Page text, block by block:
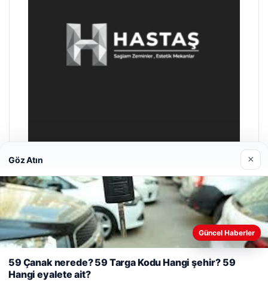
Prenses Night Club
29/04/2026
Web sitemizi nasıl kullandığınızı daha iyi anlayabilmek,
kullanıyoruz.Çerez Politikamız
Göz Atın ×
Güncel Haberler
59 Çanak nerede? 59 Targa Kodu Hangi şehir? 59
Hangi eyalete ait?